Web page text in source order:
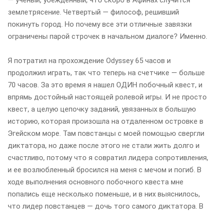
землетрясение. Четвертый — философ, решивший
покинуть город. Но почему все эти отличные завязки
ограничены парой строчек в начальном диалоге? Именно.
Я потратил на прохождение Odyssey 65 часов и
продолжил играть, так что теперь на счетчике — больше
70 часов. За это время я нашел ОДИН побочный квест, и
впрямь достойный настоящей ролевой игры. И не просто
квест, а целую цепочку заданий, увязанных в большую
историю, которая произошла на отдаленном островке в
Эгейском море. Там повстанцы с моей помощью свергли
диктатора, но даже после этого не стали жить долго и
счастливо, потому что я совратил лидера сопротивления,
и ее возлюбленный бросился на меня с мечом и погиб. В
ходе выполнения основного побочного квеста мне
попались еще несколько поменьше, и в них выяснилось,
что лидер повстанцев — дочь того самого диктатора. В